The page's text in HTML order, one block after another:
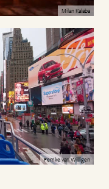
Milan Kalaba
Femke van Willigen